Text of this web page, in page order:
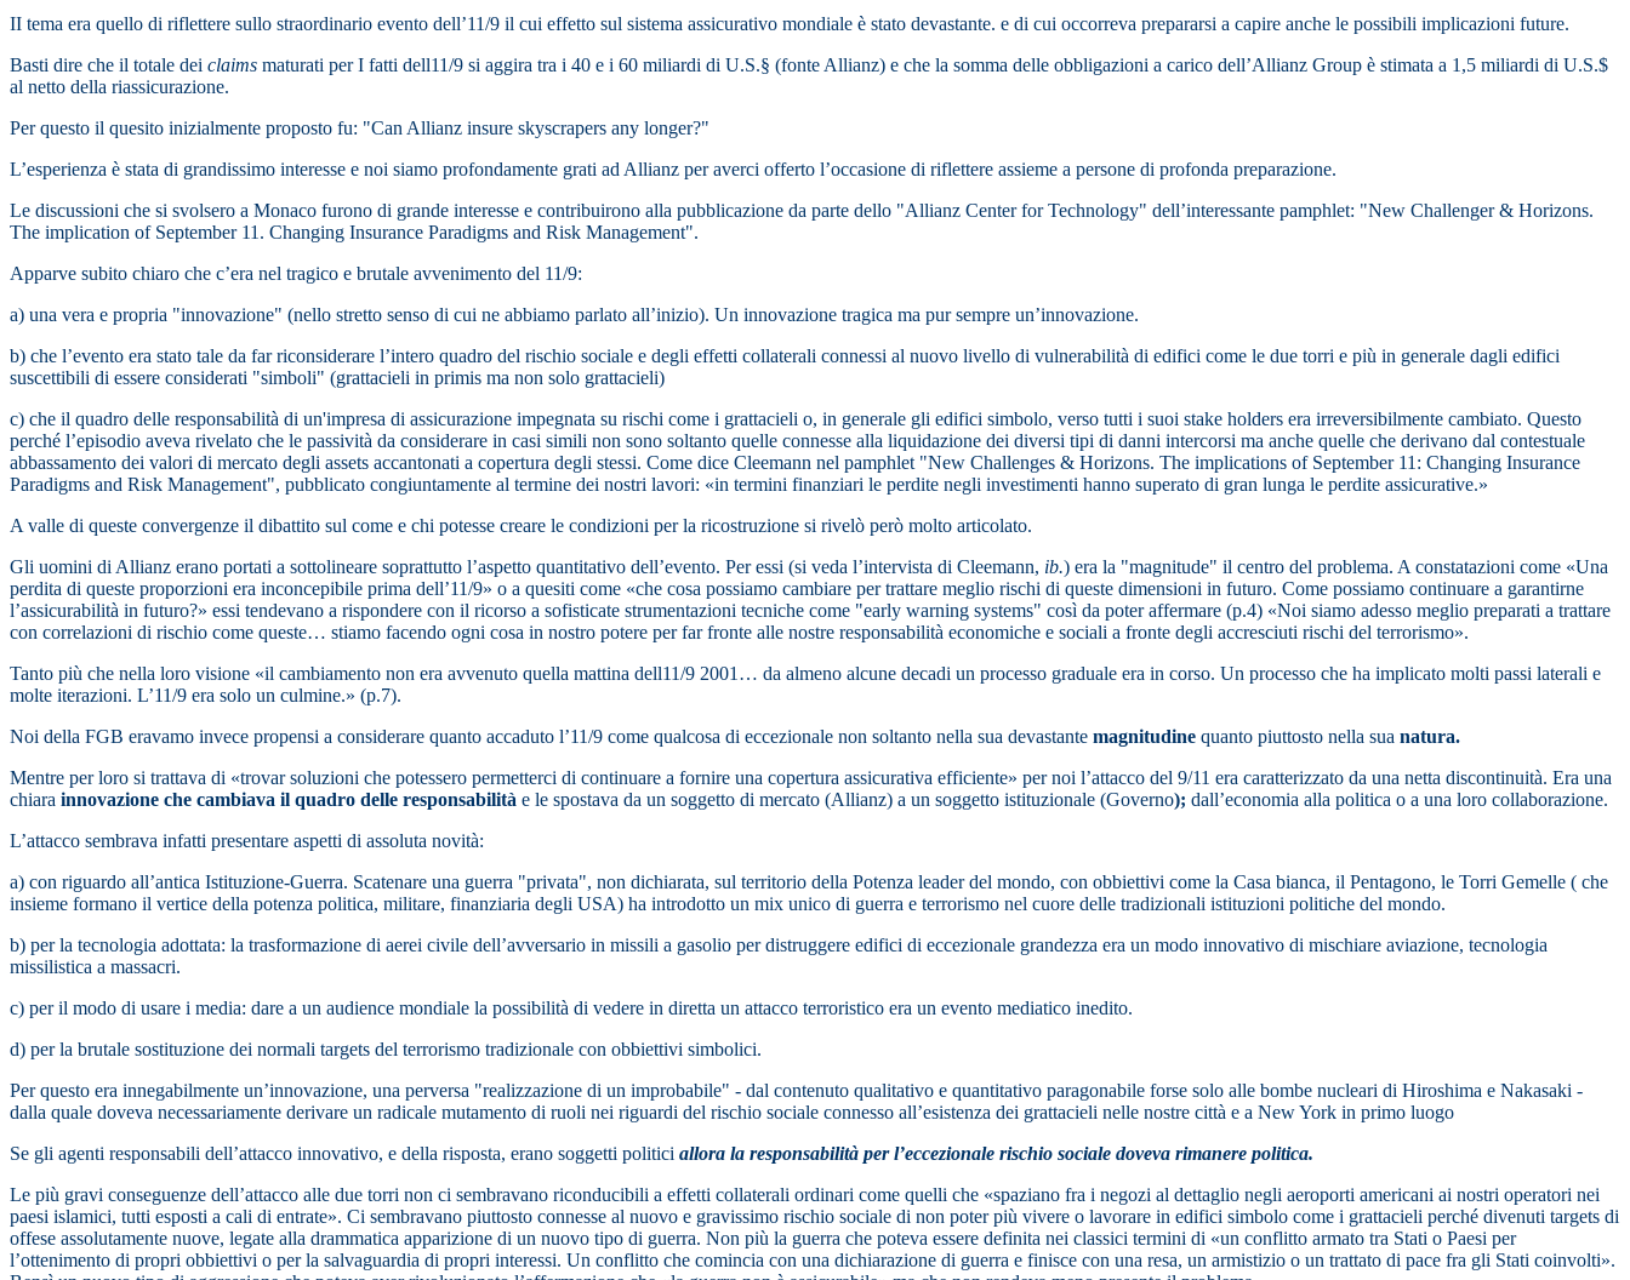
II tema era quello di riflettere sullo straordinario evento dell’11/9 il cui effetto sul sistema assicurativo mondiale è stato devastante. e di cui occorreva prepararsi a capire anche le possibili implicazioni future.
Basti dire che il totale dei claims maturati per I fatti dell11/9 si aggira tra i 40 e i 60 miliardi di U.S.§ (fonte Allianz) e che la somma delle obbligazioni a carico dell’Allianz Group è stimata a 1,5 miliardi di U.S.$
al netto della riassicurazione.
Per questo il quesito inizialmente proposto fu: "Can Allianz insure skyscrapers any longer?"
L’esperienza è stata di grandissimo interesse e noi siamo profondamente grati ad Allianz per averci offerto l’occasione di riflettere assieme a persone di profonda preparazione.
Le discussioni che si svolsero a Monaco furono di grande interesse e contribuirono alla pubblicazione da parte dello "Allianz Center for Technology" dell’interessante pamphlet: "New Challenger & Horizons.
The implication of September 11. Changing Insurance Paradigms and Risk Management".
Apparve subito chiaro che c’era nel tragico e brutale avvenimento del 11/9:
a) una vera e propria "innovazione" (nello stretto senso di cui ne abbiamo parlato all’inizio). Un innovazione tragica ma pur sempre un’innovazione.
b) che l’evento era stato tale da far riconsiderare l’intero quadro del rischio sociale e degli effetti collaterali connessi al nuovo livello di vulnerabilità di edifici come le due torri e più in generale dagli edifici
suscettibili di essere considerati "simboli" (grattacieli in primis ma non solo grattacieli)
c) che il quadro delle responsabilità di un'impresa di assicurazione impegnata su rischi come i grattacieli o, in generale gli edifici simbolo, verso tutti i suoi stake holders era irreversibilmente cambiato. Questo
perché l’episodio aveva rivelato che le passività da considerare in casi simili non sono soltanto quelle connesse alla liquidazione dei diversi tipi di danni intercorsi ma anche quelle che derivano dal contestuale
abbassamento dei valori di mercato degli assets accantonati a copertura degli stessi. Come dice Cleemann nel pamphlet "New Challenges & Horizons. The implications of September 11: Changing Insurance
Paradigms and Risk Management", pubblicato congiuntamente al termine dei nostri lavori: «in termini finanziari le perdite negli investimenti hanno superato di gran lunga le perdite assicurative.»
A valle di queste convergenze il dibattito sul come e chi potesse creare le condizioni per la ricostruzione si rivelò però molto articolato.
Gli uomini di Allianz erano portati a sottolineare soprattutto l’aspetto quantitativo dell’evento. Per essi (si veda l’intervista di Cleemann, ib.) era la "magnitude" il centro del problema. A constatazioni come «Una
perdita di queste proporzioni era inconcepibile prima dell’11/9» o a quesiti come «che cosa possiamo cambiare per trattare meglio rischi di queste dimensioni in futuro. Come possiamo continuare a garantirne
l’assicurabilità in futuro?» essi tendevano a rispondere con il ricorso a sofisticate strumentazioni tecniche come "early warning systems" così da poter affermare (p.4) «Noi siamo adesso meglio preparati a trattare
con correlazioni di rischio come queste… stiamo facendo ogni cosa in nostro potere per far fronte alle nostre responsabilità economiche e sociali a fronte degli accresciuti rischi del terrorismo».
Tanto più che nella loro visione «il cambiamento non era avvenuto quella mattina dell11/9 2001… da almeno alcune decadi un processo graduale era in corso. Un processo che ha implicato molti passi laterali e
molte iterazioni. L’11/9 era solo un culmine.» (p.7).
Noi della FGB eravamo invece propensi a considerare quanto accaduto l’11/9 come qualcosa di eccezionale non soltanto nella sua devastante magnitudine quanto piuttosto nella sua natura.
Mentre per loro si trattava di «trovar soluzioni che potessero permetterci di continuare a fornire una copertura assicurativa efficiente» per noi l’attacco del 9/11 era caratterizzato da una netta discontinuità. Era una
chiara innovazione che cambiava il quadro delle responsabilità e le spostava da un soggetto di mercato (Allianz) a un soggetto istituzionale (Governo); dall’economia alla politica o a una loro collaborazione.
L’attacco sembrava infatti presentare aspetti di assoluta novità:
a) con riguardo all’antica Istituzione-Guerra. Scatenare una guerra "privata", non dichiarata, sul territorio della Potenza leader del mondo, con obbiettivi come la Casa bianca, il Pentagono, le Torri Gemelle ( che
insieme formano il vertice della potenza politica, militare, finanziaria degli USA) ha introdotto un mix unico di guerra e terrorismo nel cuore delle tradizionali istituzioni politiche del mondo.
b) per la tecnologia adottata: la trasformazione di aerei civile dell’avversario in missili a gasolio per distruggere edifici di eccezionale grandezza era un modo innovativo di mischiare aviazione, tecnologia
missilistica a massacri.
c) per il modo di usare i media: dare a un audience mondiale la possibilità di vedere in diretta un attacco terroristico era un evento mediatico inedito.
d) per la brutale sostituzione dei normali targets del terrorismo tradizionale con obbiettivi simbolici.
Per questo era innegabilmente un’innovazione, una perversa "realizzazione di un improbabile" - dal contenuto qualitativo e quantitativo paragonabile forse solo alle bombe nucleari di Hiroshima e Nakasaki -
dalla quale doveva necessariamente derivare un radicale mutamento di ruoli nei riguardi del rischio sociale connesso all’esistenza dei grattacieli nelle nostre città e a New York in primo luogo
Se gli agenti responsabili dell’attacco innovativo, e della risposta, erano soggetti politici allora la responsabilità per l’eccezionale rischio sociale doveva rimanere politica.
Le più gravi conseguenze dell’attacco alle due torri non ci sembravano riconducibili a effetti collaterali ordinari come quelli che «spaziano fra i negozi al dettaglio negli aeroporti americani ai nostri operatori nei
paesi islamici, tutti esposti a cali di entrate». Ci sembravano piuttosto connesse al nuovo e gravissimo rischio sociale di non poter più vivere o lavorare in edifici simbolo come i grattacieli perché divenuti targets di
offese assolutamente nuove, legate alla drammatica apparizione di un nuovo tipo di guerra. Non più la guerra che poteva essere definita nei classici termini di «un conflitto armato tra Stati o Paesi per
l’ottenimento di propri obbiettivi o per la salvaguardia di propri interessi. Un conflitto che comincia con una dichiarazione di guerra e finisce con una resa, un armistizio o un trattato di pace fra gli Stati coinvolti».